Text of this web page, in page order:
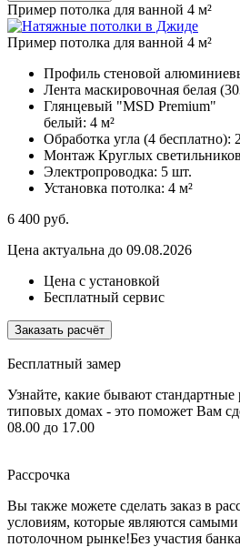
Пример потолка для ванной 4 м²
Пример потолка для ванной 4 м²
Профиль стеновой
Лента маскировочная белая
Глянцевый "MSD Premium"
белый: 4 м²
Обработка угла (4 бесплатно):
Монтаж Круглых
Электропроводка: 5 шт.
Установка потолка: 4 м²
6 400 руб.
Цена актуальна до 09.08.2026
Цена с установкой
Бесплатный сервис
Заказать расчёт
Бесплатный замер
Узнайте, какие бывают
типовых домах - это поможет Вам
08.00 до 17.00
Рассрочка
Вы также можете сделать заказ в
условиям, которые являются
потолочном рынке!Без участия банка